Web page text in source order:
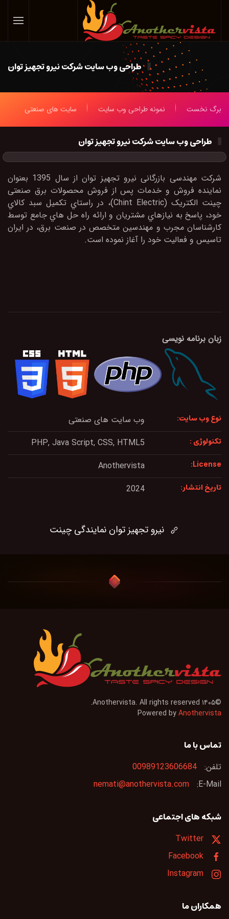
Skip
to
content
طراحی وب سایت شرکت نیرو تجهیز توان
برگ نخست نمونه طراحی وب سایت سایت های صنعتی
طراحی وب سایت شرکت نیرو تجهیز توان
ﺷﺮﮐﺖ ﻣﻬﻨﺪﺳﯽ ﺑﺎزرﮔﺎﻧﯽ ﻧﯿﺮو ﺗﺠﻬﯿﺰ ﺗﻮان از ﺳﺎل 1395 ﺑﻌﻨﻮان
ﻧﻤﺎﯾﻨﺪه ﻓﺮوش و ﺧﺪﻣﺎت ﭘﺲ از ﻓﺮوش ﻣﺤﺼﻮﻻت ﺑﺮق ﺻﻨﻌﺘﯽ
ﭼﯿﻨﺖ اﻟﮑﺘﺮﯾﮏ (Chint Electric)، در راﺳﺘﺎي ﺗﮑﻤﯿﻞ ﺳﺒﺪ ﮐﺎﻻي
ﺧﻮد، ﭘﺎﺳﺦ ﺑﻪ ﻧﯿﺎزﻫﺎي ﻣﺸﺘﺮﯾﺎن و اراﺋﻪ راه ﺣﻞ ﻫﺎي ﺟﺎﻣﻊ ﺗﻮﺳﻂ
ﮐﺎرﺷﻨﺎﺳﺎن ﻣﺠﺮب و ﻣﻬﻨﺪﺳﯿﻦ ﻣﺘﺨﺼﺺ در ﺻﻨﻌﺖ ﺑﺮق، در اﯾﺮان
ﺗﺎﺳﯿﺲ و ﻓﻌﺎﻟﯿﺖ ﺧﻮد را آﻏﺎز ﻧﻤﻮده اﺳﺖ.
زبان برنامه نویسی
نوع وب سایت: وب سایت های صنعتی
تکنولوژی : PHP, Java Script, CSS, HTML5
License:
Anothervista
تاریخ انتشار: 2024
نیرو تجهیز توان نمایندگی چینت
©۱۴۰۵
Powered byAnothervista
تماس با ما
تلفن: 00989123606684
E-Mail:
nemati@anothervista.com
شبکه های اجتماعی
Twitter
Facebook
Instagram
همکاران ما